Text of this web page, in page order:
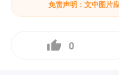
免责声明：文中图片
0